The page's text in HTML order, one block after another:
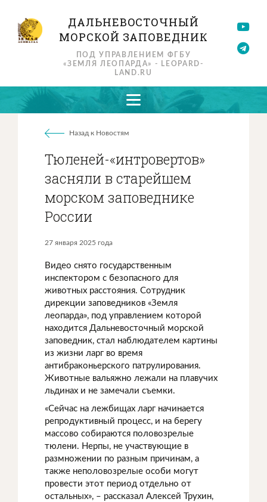
ДАЛЬНЕВОСТОЧНЫЙ
МОРСКОЙ ЗАПОВЕДНИК
ПОД УПРАВЛЕНИЕМ ФГБУ
«ЗЕМЛЯ ЛЕОПАРДА» - LEOPARD-
LAND.RU
Назад к Новостям
Тюленей-«интровертов»
засняли в старейшем
морском заповеднике
России
27 января 2025 года
Видео снято государственным
инспектором с безопасного для
животных расстояния. Сотрудник
дирекции заповедников «Земля
леопарда», под управлением которой
находится Дальневосточный морской
заповедник, стал наблюдателем картины
из жизни ларг во время
антибраконьерского патрулирования.
Животные вальяжно лежали на плавучих
льдинах и не замечали съемки.
«Сейчас на лежбищах ларг начинается
репродуктивный процесс, и на берегу
массово собираются половозрелые
тюлени. Нерпы, не участвующие в
размножении по разным причинам, а
также неполовозрелые особи могут
провести этот период отдельно от
остальных», – рассказал Алексей Трухин,